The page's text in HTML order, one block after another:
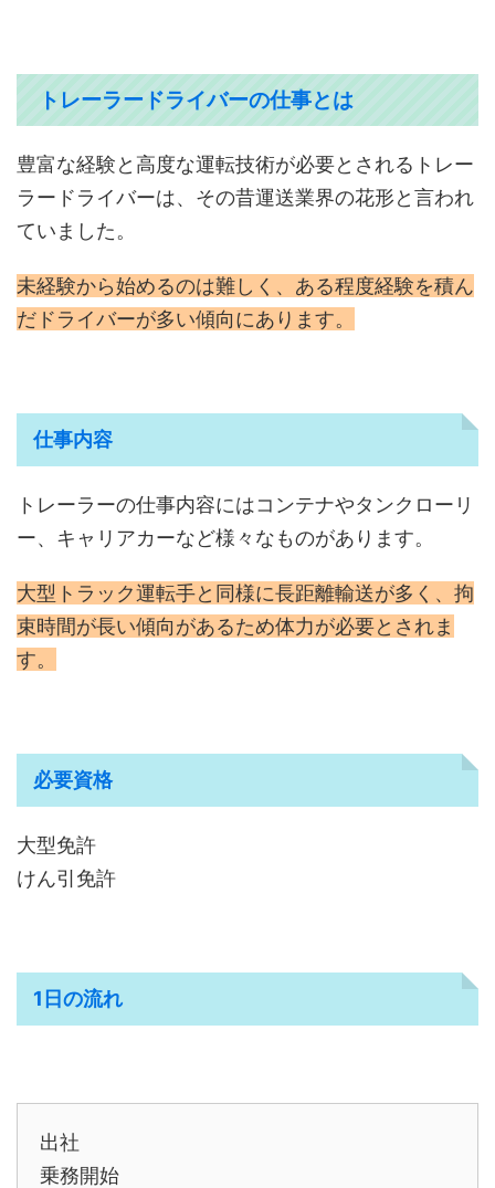
トレーラードライバーの仕事とは
豊富な経験と高度な運転技術が必要とされるトレー
ラードライバーは、その昔運送業界の花形と言われ
ていました。
未経験から始めるのは難しく、ある程度経験を積ん
だドライバーが多い傾向にあります。
仕事内容
トレーラーの仕事内容にはコンテナやタンクローリ
ー、キャリアカーなど様々なものがあります。
大型トラック運転手と同様に長距離輸送が多く、拘
束時間が長い傾向があるため体力が必要とされま
す。
必要資格
大型免許
けん引免許
1日の流れ
出社
乗務開始